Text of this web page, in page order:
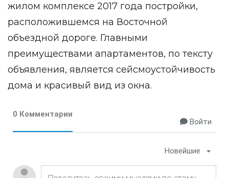
жилом комплексе 2017 года постройки,
расположившемся на Восточной
объездной дороге. Главными
преимуществами апартаментов, по тексту
объявления, является сейсмоустойчивость
дома и красивый вид из окна.
0 Комментарии
Войти
Новейшие